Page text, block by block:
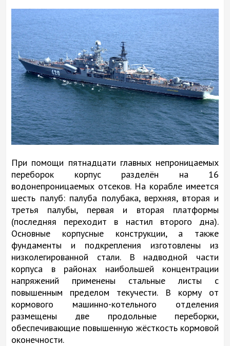
При помощи пятнадцати главных непроницаемых
переборок корпус разделён на 16
водонепроницаемых отсеков. На корабле имеется
шесть палуб: палуба полубака, верхняя, вторая и
третья палубы, первая и вторая платформы
(последняя переходит в настил второго дна).
Основные корпусные конструкции, а также
фундаменты и подкрепления изготовлены из
низколегированной стали. В надводной части
корпуса в районах наибольшей концентрации
напряжений применены стальные листы с
повышенным пределом текучести. В корму от
кормового машинно-котельного отделения
размещены две продольные переборки,
обеспечивающие повышенную жёсткость кормовой
оконечности.